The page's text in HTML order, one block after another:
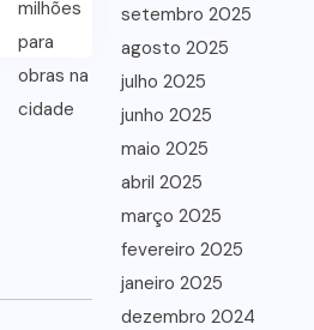
setembro 2025
agosto 2025
julho 2025
junho 2025
maio 2025
abril 2025
março 2025
fevereiro 2025
janeiro 2025
dezembro 2024